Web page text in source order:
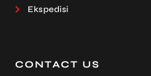
Ekspedisi
CONTACT US